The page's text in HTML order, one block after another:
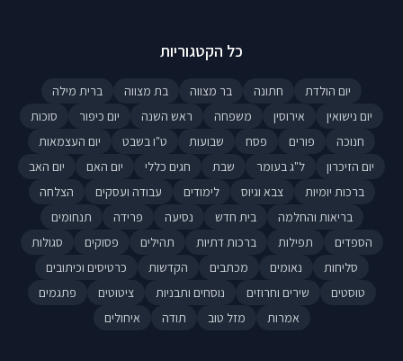
כל הקטגוריות
יום הולדת חתונה בר מצווה בת מצווה
ברית מילה
יום נישואין
אירוסין משפחה ראש השנה יום כיפור
סוכות
חנוכה
פורים פסח שבועות ט"ו בשבט
יום העצמאות
יום הזיכרון
ל"ג בעומר שבת חגים כללי יום האם
יום האב
ברכות יומיות
צבא וגיוס לימודים עבודה ועסקים
הצלחה
בריאות והחלמה
בית חדש נסיעה פרידה
תנחומים
הספדים
תפילות ברכות דתיות תהילים פסוקים
סגולות
סליחות
נאומים מכתבים הקדשות
כרטיסים וכיתובים
טוסטים
שירים וחרוזים נוסחים ותבניות ציטוטים
פתגמים
אמרות
מזל טוב תודה איחולים